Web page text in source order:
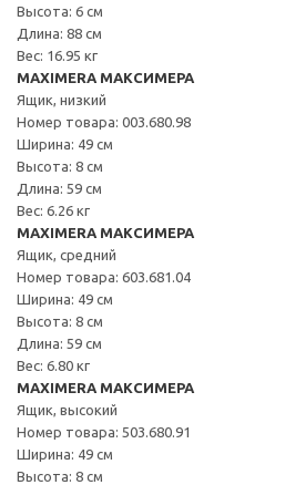
Высота: 6 см
Длина: 88 см
Вес: 16.95 кг
MAXIMERA МАКСИМЕРА
Ящик, низкий
Номер товара: 003.680.98
Ширина: 49 см
Высота: 8 см
Длина: 59 см
Вес: 6.26 кг
MAXIMERA МАКСИМЕРА
Ящик, средний
Номер товара: 603.681.04
Ширина: 49 см
Высота: 8 см
Длина: 59 см
Вес: 6.80 кг
MAXIMERA МАКСИМЕРА
Ящик, высокий
Номер товара: 503.680.91
Ширина: 49 см
Высота: 8 см